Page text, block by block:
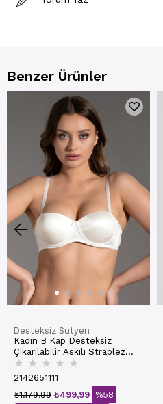
Benzer Ürünler
Desteksiz Sütyen
Kadın B Kap Desteksiz
Çıkarılabilir Askılı Straplez
Basic Sütyen | Ekru 7050
★ ★ ★ ★ ★
2142651111
₺499,99
₺1.179,99 %58